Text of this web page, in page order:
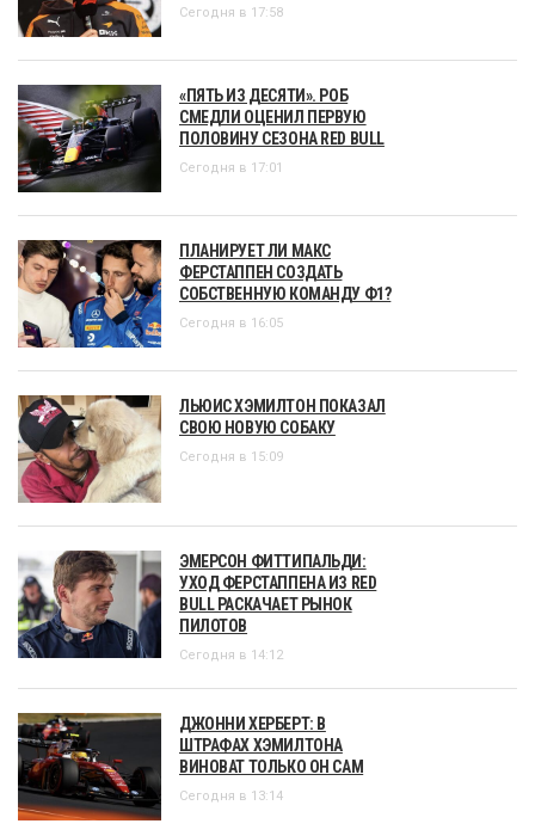
Сегодня в 17:58
«ПЯТЬ ИЗ ДЕСЯТИ». РОБ
СМЕДЛИ ОЦЕНИЛ ПЕРВУЮ
ПОЛОВИНУ СЕЗОНА RED BULL
Сегодня в 17:01
ПЛАНИРУЕТ ЛИ МАКС
ФЕРСТАППЕН СОЗДАТЬ
СОБСТВЕННУЮ КОМАНДУ Ф1?
Сегодня в 16:05
ЛЬЮИС ХЭМИЛТОН ПОКАЗАЛ
СВОЮ НОВУЮ СОБАКУ
Сегодня в 15:09
ЭМЕРСОН ФИТТИПАЛЬДИ:
УХОД ФЕРСТАППЕНА ИЗ RED
BULL РАСКАЧАЕТ РЫНОК
ПИЛОТОВ
Сегодня в 14:12
ДЖОННИ ХЕРБЕРТ: В
ШТРАФАХ ХЭМИЛТОНА
ВИНОВАТ ТОЛЬКО ОН САМ
Сегодня в 13:14